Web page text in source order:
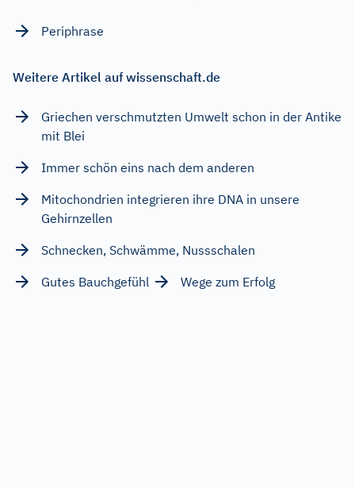
Periphrase
Weitere Artikel auf wissenschaft.de
Griechen verschmutzten Umwelt schon in der Antike
mit Blei
Immer schön eins nach dem anderen
Mitochondrien integrieren ihre DNA in unsere
Gehirnzellen
Schnecken, Schwämme, Nussschalen
Gutes Bauchgefühl
Wege zum Erfolg